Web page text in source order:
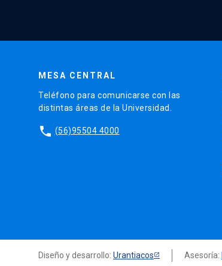
MESA CENTRAL
Teléfono para comunicarse con las
distintas áreas de la Universidad.
phone (56)95504 4000
Diseño y desarrollo: Urantiacos Asesoría: